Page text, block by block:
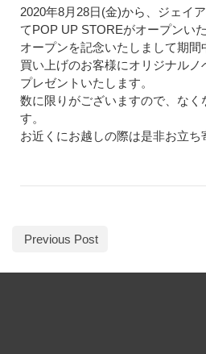
2020年8月28日(金)から、ジェイ
てPOP UP STOREがオープンいた
オープンを記念いたしまして期間
買い上げのお客様にオリジナルノ
プレゼントいたします。
数に限りがございますので、なく
す。
お近くにお越しの際は是非お立ち
Previous Post